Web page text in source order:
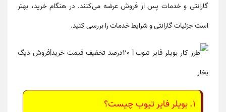
گارانتی و خدمات پس از فروش عرضه می‌کنند. در هنگام خرید، بهتر
است جزئیات گارانتی و شرایط خدمات را بررسی کنید.
۱. بویلر فایر تیوب چیست؟